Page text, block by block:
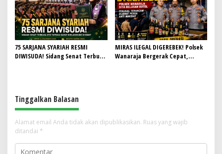
75 SARJANA SYARIAH RESMI
DIWISUDA! Sidang Senat Terbuka
MIRAS ILEGAL DIGEREBEK! Polsek
Wanaraja Bergerak Cepat,
Tinggalkan Balasan
Alamat email Anda tidak akan dipublikasikan. Ruas yang wajib
ditandai *